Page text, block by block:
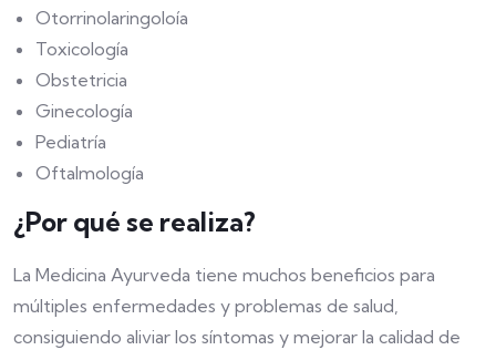
Otorrinolaringoloía
Toxicología
Obstetricia
Ginecología
Pediatría
Oftalmología
¿Por qué se realiza?
La Medicina Ayurveda tiene muchos beneficios para
múltiples enfermedades y problemas de salud,
consiguiendo aliviar los síntomas y mejorar la calidad de